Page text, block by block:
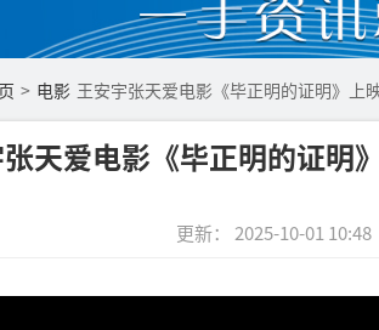
> 电影 王安宇张天爱电影《毕正明的证明》上
天爱电影《毕正明的证明
更新： 2025-10-01 10:48